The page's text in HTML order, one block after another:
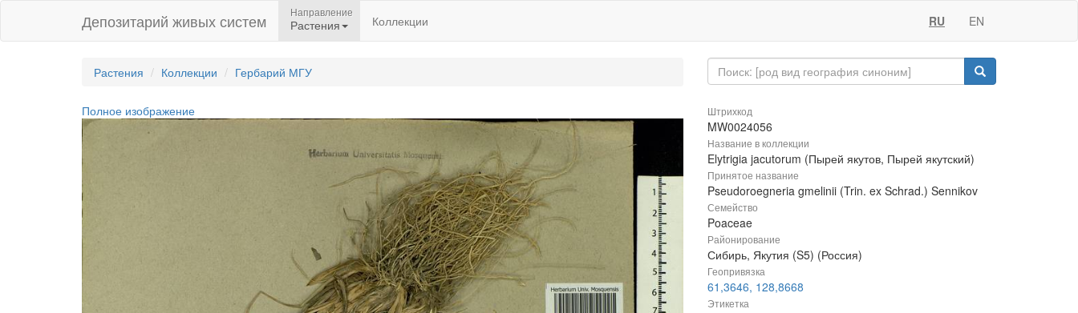
Депозитарий живых систем Направление
Растения Коллекции RU EN
Растения Коллекции Гербарий МГУ
Полное изображение Штрихкод
MW0024056
Название в коллекции
Elytrigia jacutorum (Пырей якутов, Пырей якутский)
Принятое название
Pseudoroegneria gmelinii (Trin. ex Schrad.) Sennikov
Семейство
Poaceae
Районирование
Сибирь, Якутия (S5) (Россия)
Геопривязка
61,3646, 128,8668
Этикетка